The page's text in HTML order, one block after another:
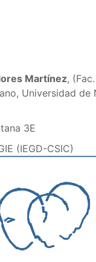
Martínez,
Universidad de
3E
(IEGD-CSIC)